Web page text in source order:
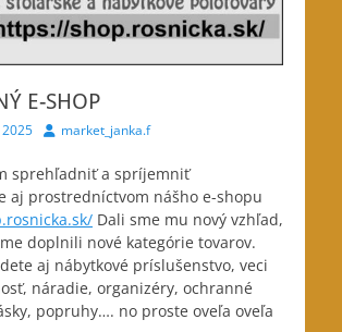
E-SHOP
Authormarket_janka.f
sprehľadniť a spríjemniť
aj prostredníctvom nášho e-shopu
Dali sme mu nový vzhľad,
doplnili nové kategórie tovarov.
aj nábytkové príslušenstvo, veci
náradie, organizéry, ochranné
popruhy…. no proste oveľa oveľa